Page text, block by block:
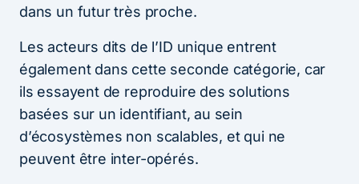
dans un futur très proche.
Les acteurs dits de l’ID unique entrent
également dans cette seconde catégorie, car
ils essayent de reproduire des solutions
basées sur un identifiant, au sein
d’écosystèmes non scalables, et qui ne
peuvent être inter-opérés.